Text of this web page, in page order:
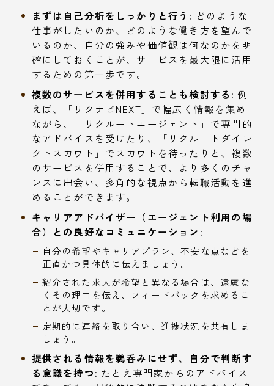
まずは自己分析をしっかりと行う: どのような
仕事がしたいのか、どのような働き方を望んで
いるのか、自分の強みや価値観は何なのかを明
確にしておくことが、サービスを最大限に活用
するための第一歩です。
複数のサービスを併用することも検討する: 例
えば、「リクナビNEXT」で幅広く情報を集め
ながら、「リクルートエージェント」で専門的
なアドバイスを受けたり、「リクルートダイレ
クトスカウト」でスカウトを待ったりと、複数
のサービスを併用することで、より多くのチャ
ンスに出会い、多角的な視点から転職活動を進
めることができます。
キャリアアドバイザー（エージェント利用の場
合）との良好なコミュニケーション:
自分の希望やキャリアプラン、不安な点などを
正直かつ具体的に伝えましょう。
紹介された求人が希望と異なる場合は、遠慮な
くその理由を伝え、フィードバックを求めるこ
とが大切です。
定期的に連絡を取り合い、進捗状況を共有しま
しょう。
提供される情報を鵜呑みにせず、自分で判断す
る意識を持つ: たとえ専門家からのアドバイス